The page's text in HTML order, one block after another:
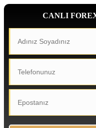
CANLI